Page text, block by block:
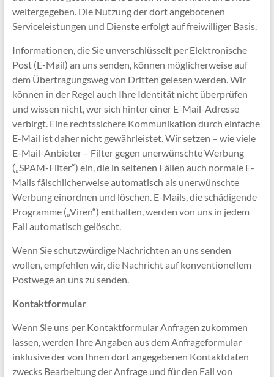
weitergegeben. Die Nutzung der dort angebotenen
Serviceleistungen und Dienste erfolgt auf freiwilliger Basis.
Informationen, die Sie unverschlüsselt per Elektronische
Post (E-Mail) an uns senden, können möglicherweise auf
dem Übertragungsweg von Dritten gelesen werden. Wir
können in der Regel auch Ihre Identität nicht überprüfen
und wissen nicht, wer sich hinter einer E-Mail-Adresse
verbirgt. Eine rechtssichere Kommunikation durch einfache
E-Mail ist daher nicht gewährleistet. Wir setzen – wie viele
E-Mail-Anbieter – Filter gegen unerwünschte Werbung
(„SPAM-Filter“) ein, die in seltenen Fällen auch normale E-
Mails fälschlicherweise automatisch als unerwünschte
Werbung einordnen und löschen. E-Mails, die schädigende
Programme („Viren“) enthalten, werden von uns in jedem
Fall automatisch gelöscht.
Wenn Sie schutzwürdige Nachrichten an uns senden
wollen, empfehlen wir, die Nachricht auf konventionellem
Postwege an uns zu senden.
Kontaktformular
Wenn Sie uns per Kontaktformular Anfragen zukommen
lassen, werden Ihre Angaben aus dem Anfrageformular
inklusive der von Ihnen dort angegebenen Kontaktdaten
zwecks Bearbeitung der Anfrage und für den Fall von